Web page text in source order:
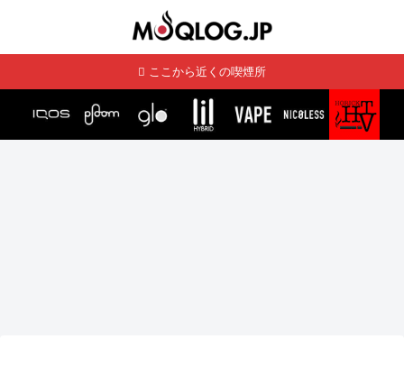
ここから近くの喫煙所